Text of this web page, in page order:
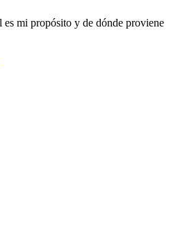
es mi propósito y de dónde proviene